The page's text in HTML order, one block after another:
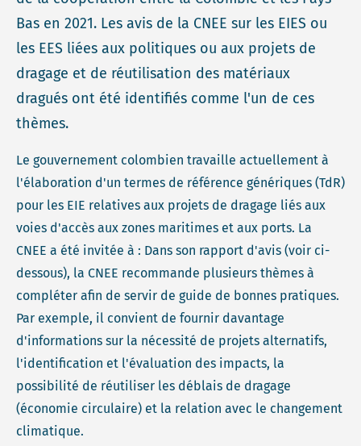
Bas en 2021. Les avis de la CNEE sur les EIES ou
les EES liées aux politiques ou aux projets de
dragage et de réutilisation des matériaux
dragués ont été identifiés comme l'un de ces
thèmes.
Le gouvernement colombien travaille actuellement à
l'élaboration d'un termes de référence génériques (TdR)
pour les EIE relatives aux projets de dragage liés aux
voies d'accès aux zones maritimes et aux ports. La
CNEE a été invitée à : Dans son rapport d'avis (voir ci-
dessous), la CNEE recommande plusieurs thèmes à
compléter afin de servir de guide de bonnes pratiques.
Par exemple, il convient de fournir davantage
d'informations sur la nécessité de projets alternatifs,
l'identification et l'évaluation des impacts, la
possibilité de réutiliser les déblais de dragage
(économie circulaire) et la relation avec le changement
climatique.